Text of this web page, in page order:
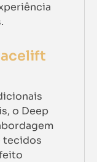
o Deep
tecidos